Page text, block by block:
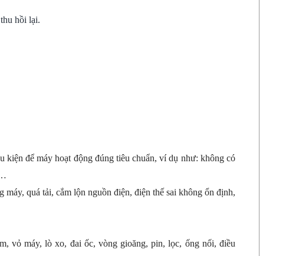
hồi lại.
kiện để máy hoạt động đúng tiêu chuẩn, ví dụ như: không có
máy, quá tải, cắm lộn nguồn điện, điện thế sai không ổn định,
vỏ máy, lò xo, đai ốc, vòng gioăng, pin, lọc, ống nối, điều